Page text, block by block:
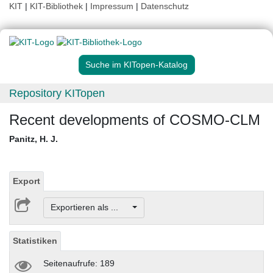
KIT | KIT-Bibliothek | Impressum | Datenschutz
Suche im KITopen-Katalog
Repository KITopen
Recent developments of COSMO-CLM
Panitz, H. J.
Export
Exportieren als ...
Statistiken
Seitenaufrufe: 189